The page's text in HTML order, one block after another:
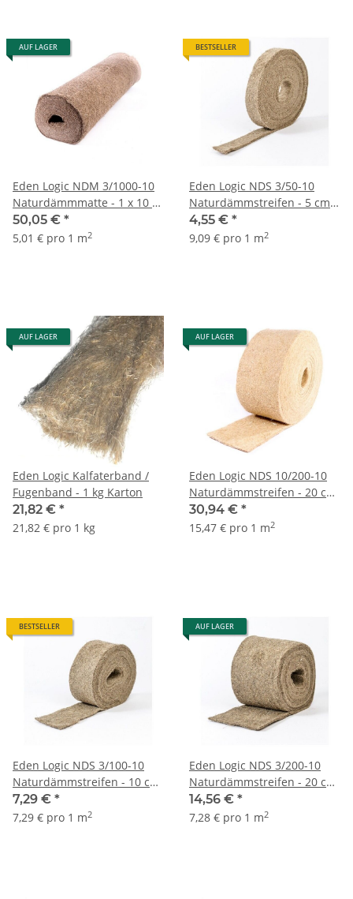
AUF LAGER
Eden Logic NDM 3/1000-10
Naturdämmmatte - 1 x 10 m
Rolle (3 mm)
50,05 € *
5,01 € pro 1 m2
BESTSELLER
Eden Logic NDS 3/50-10
Naturdämmstreifen - 5 cm x
10 m Rolle (3 mm)
4,55 € *
9,09 € pro 1 m2
AUF LAGER
Eden Logic Kalfaterband /
Fugenband - 1 kg Karton
21,82 € *
21,82 € pro 1 kg
AUF LAGER
Eden Logic NDS 10/200-10
Naturdämmstreifen - 20 cm
x 10 m Rolle (10 mm)
30,94 € *
15,47 € pro 1 m2
BESTSELLER
Eden Logic NDS 3/100-10
Naturdämmstreifen - 10 cm
x 10 m Rolle (3 mm)
7,29 € *
7,29 € pro 1 m2
AUF LAGER
Eden Logic NDS 3/200-10
Naturdämmstreifen - 20 cm
x 10 m Rolle (3 mm)
14,56 € *
7,28 € pro 1 m2